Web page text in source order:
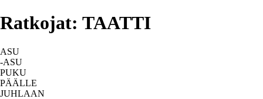
Ratkojat: TAATTI
ASU
-ASU
PUKU
PÄÄLLE
JUHLAAN